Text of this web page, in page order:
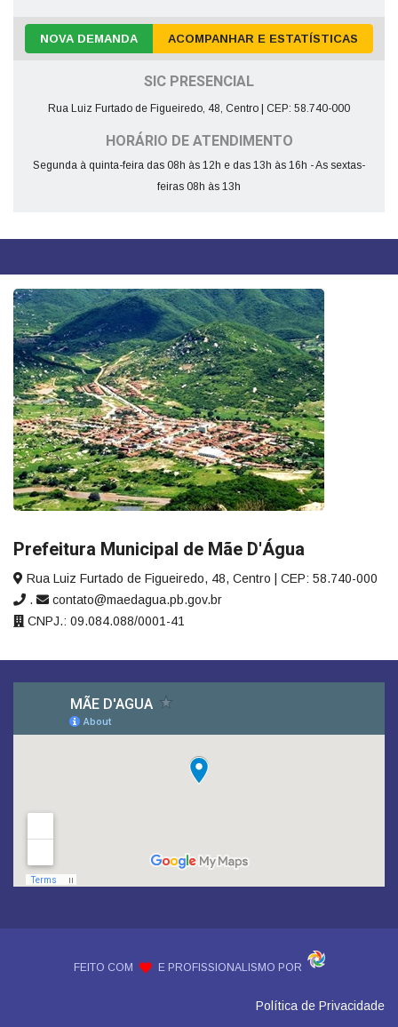
NOVA DEMANDA ACOMPANHAR E ESTATÍSTICAS
SIC PRESENCIAL
Rua Luiz Furtado de Figueiredo, 48, Centro | CEP: 58.740-000
HORÁRIO DE ATENDIMENTO
Segunda à quinta-feira das 08h às 12h e das 13h às 16h - As sextas-
feiras 08h às 13h
Prefeitura Municipal de Mãe D'Água
Rua Luiz Furtado de Figueiredo, 48, Centro | CEP: 58.740-000
.
contato@maedagua.pb.gov.br
CNPJ.: 09.084.088/0001-41
FEITO COM E PROFISSIONALISMO POR
Política de Privacidade